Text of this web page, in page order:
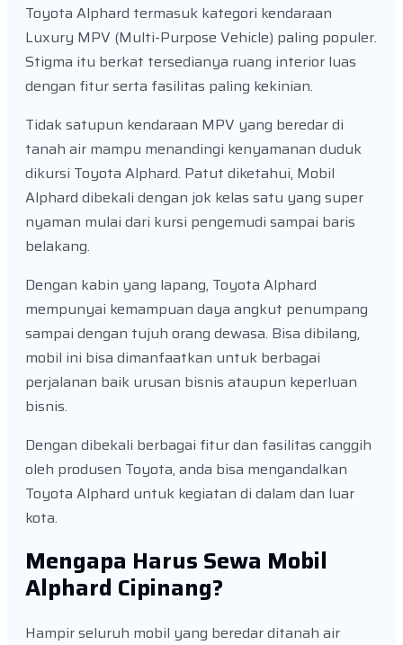
Toyota Alphard termasuk kategori kendaraan
Luxury MPV (Multi-Purpose Vehicle) paling populer.
Stigma itu berkat tersedianya ruang interior luas
dengan fitur serta fasilitas paling kekinian.
Tidak satupun kendaraan MPV yang beredar di
tanah air mampu menandingi kenyamanan duduk
dikursi Toyota Alphard. Patut diketahui, Mobil
Alphard dibekali dengan jok kelas satu yang super
nyaman mulai dari kursi pengemudi sampai baris
belakang.
Dengan kabin yang lapang, Toyota Alphard
mempunyai kemampuan daya angkut penumpang
sampai dengan tujuh orang dewasa. Bisa dibilang,
mobil ini bisa dimanfaatkan untuk berbagai
perjalanan baik urusan bisnis ataupun keperluan
bisnis.
Dengan dibekali berbagai fitur dan fasilitas canggih
oleh produsen Toyota, anda bisa mengandalkan
Toyota Alphard untuk kegiatan di dalam dan luar
kota.
Mengapa Harus Sewa Mobil
Alphard Cipinang?
Hampir seluruh mobil yang beredar ditanah air